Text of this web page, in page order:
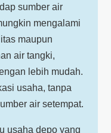
sumber air
mengalami
maupun
air tangki,
lebih mudah.
usaha, tanpa
air setempat.
usaha depo yang